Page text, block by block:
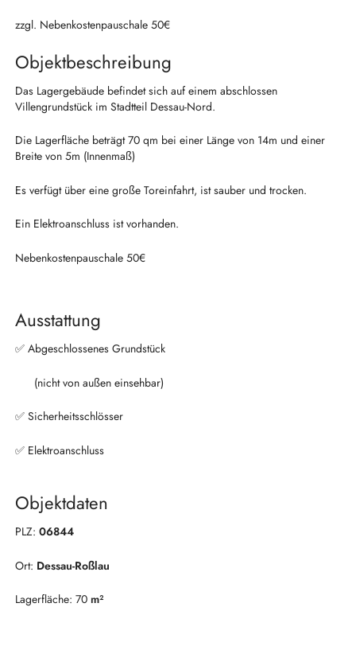
zzgl. Nebenkostenpauschale 50€
Objektbeschreibung
Das Lagergebäude befindet sich auf einem abschlossen
Villengrundstück im Stadtteil Dessau-Nord.
Die Lagerfläche beträgt 70 qm bei einer Länge von 14m und einer
Breite von 5m (Innenmaß)
Es verfügt über eine große Toreinfahrt, ist sauber und trocken.
Ein Elektroanschluss ist vorhanden.
Nebenkostenpauschale 50€
Ausstattung
✅ Abgeschlossenes Grundstück
(nicht von außen einsehbar)
✅ Sicherheitsschlösser
✅ Elektroanschluss
Objektdaten
PLZ: 06844
Ort: Dessau-Roßlau
Lagerfläche: 70m²